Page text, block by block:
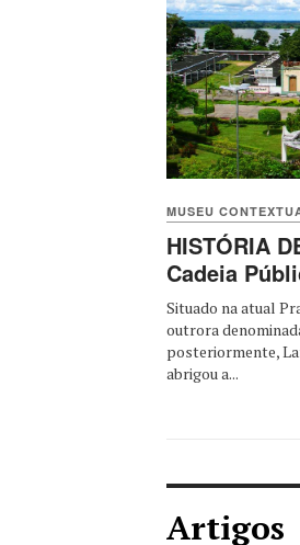
MUSEU
HISTÓRIA
Cadeia
Situado na atual
outrora
posteriormente,
abrigou a...
Artigos